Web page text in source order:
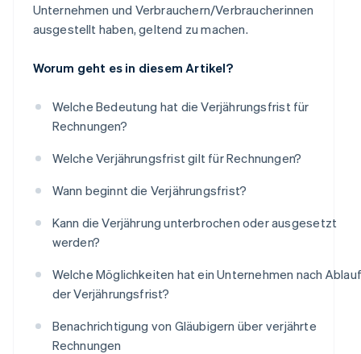
Unternehmen und Verbrauchern/Verbraucherinnen
ausgestellt haben, geltend zu machen.
Worum geht es in diesem Artikel?
Welche Bedeutung hat die Verjährungsfrist für
Rechnungen?
Welche Verjährungsfrist gilt für Rechnungen?
Wann beginnt die Verjährungsfrist?
Kann die Verjährung unterbrochen oder ausgesetzt
werden?
Welche Möglichkeiten hat ein Unternehmen nach Ablauf
der Verjährungsfrist?
Benachrichtigung von Gläubigern über verjährte
Rechnungen